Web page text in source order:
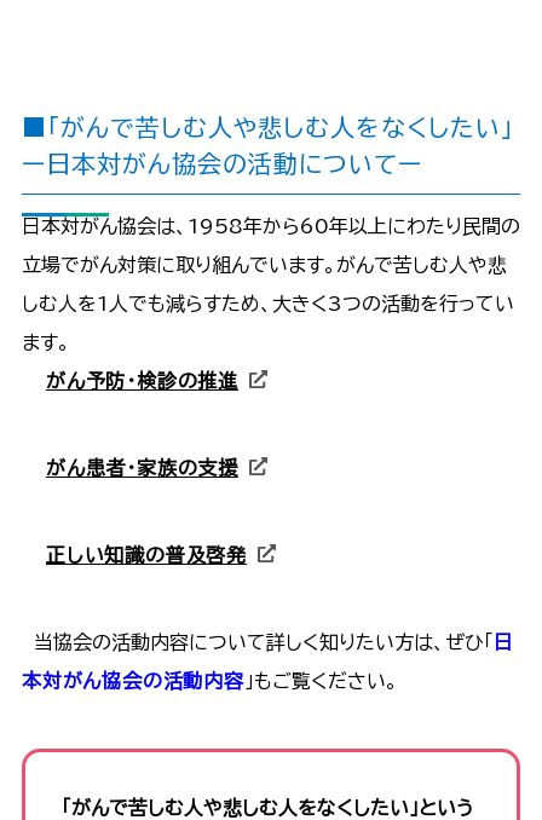
■「がんで苦しむ人や悲しむ人をなくしたい」
ー日本対がん協会の活動についてー
日本対がん協会は、1958年から60年以上にわたり民間の
立場でがん対策に取り組んでいます。がんで苦しむ人や悲
しむ人を1人でも減らすため、大きく3つの活動を行ってい
ます。
がん予防・検診の推進
がん患者・家族の支援
正しい知識の普及啓発
当協会の活動内容について詳しく知りたい方は、ぜひ「 日
本対がん協会の活動内容」もご覧ください。
「がんで苦しむ人や悲しむ人をなくしたい」という